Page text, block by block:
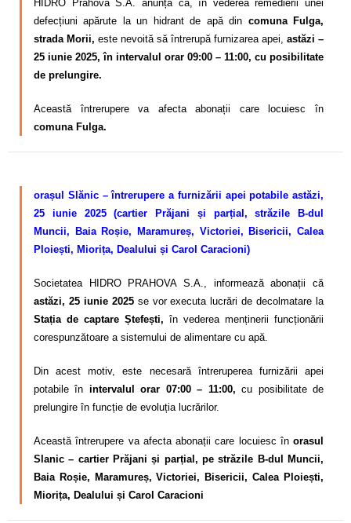
HIDRO Prahova S.A. anunță că, în vederea remedierii unei
defecțiuni apărute la un hidrant de apă din comuna Fulga,
strada Morii, este nevoită să întrerupă furnizarea apei, astăzi –
25 iunie 2025, în intervalul orar 09:00 – 11:00, cu posibilitate
de prelungire.
Această întrerupere va afecta abonații care locuiesc în
comuna Fulga.
orașul Slănic – întrerupere a furnizării apei potabile astăzi,
25 iunie 2025 (cartier Prăjani și parțial, străzile B-dul
Muncii, Baia Roșie, Maramureș, Victoriei, Bisericii, Calea
Ploiești, Miorița, Dealului și Carol Caracioni)
Societatea HIDRO PRAHOVA S.A., informează abonații că
astăzi, 25 iunie 2025se vor executa lucrări de decolmatare la
Stația de captare Ștefești, în vederea menținerii funcționării
corespunzătoare a sistemului de alimentare cu apă.
Din acest motiv, este necesară întreruperea furnizării apei
potabile în intervalul orar 07:00 – 11:00, cu posibilitate de
prelungire în funcție de evoluția lucrărilor.
Această întrerupere va afecta abonații care locuiesc în orasul
Slanic – cartier Prăjani și parțial, pe străzile B-dul Muncii,
Baia Roșie, Maramureș, Victoriei, Bisericii, Calea Ploiești,
Miorița, Dealului și Carol Caracioni